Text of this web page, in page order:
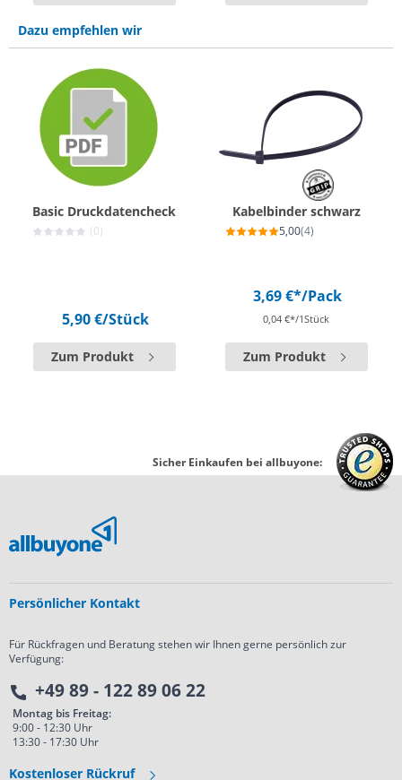
Dazu empfehlen wir
Basic Druckdatencheck
(0)
5,90 €/Stück
Zum Produkt
Kabelbinder schwarz
5,00(4)
3,69 €*/Pack
0,04 €*/1Stück
Zum Produkt
Sicher Einkaufen bei allbuyone:
Persönlicher Kontakt
Für Rückfragen und Beratung stehen wir Ihnen gerne persönlich zur
Verfügung:
+49 89 - 122 89 06 22
Montag bis Freitag:
9:00 - 12:30 Uhr
13:30 - 17:30 Uhr
Kostenloser Rückruf